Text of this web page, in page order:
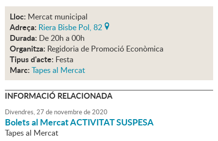
Lloc: Mercat municipal
Adreça: Riera Bisbe Pol, 82
Durada: De 20h a 00h
Organitza: Regidoria de Promoció Econòmica
Tipus d'acte: Festa
Marc: Tapes al Mercat
INFORMACIÓ RELACIONADA
Divendres,27 de novembrede2020
Bolets al Mercat ACTIVITAT SUSPESA
Tapes al Mercat